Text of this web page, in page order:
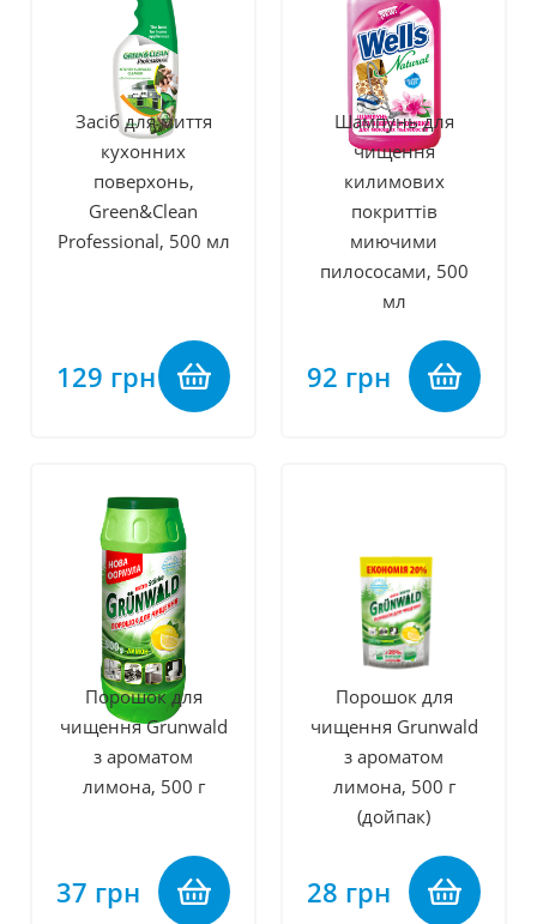
Засіб для миття
кухонних
поверхонь,
Green&Clean
Professional, 500 мл
129 грн
Шампунь для
чищення
килимових
покриттів
миючими
пилососами, 500
мл
92 грн
Порошок для
чищення Grunwald
з ароматом
лимона, 500 г
37 грн
Порошок для
чищення Grunwald
з ароматом
лимона, 500 г
(дойпак)
28 грн